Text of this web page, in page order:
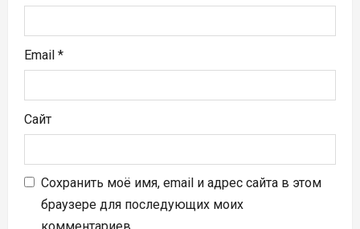
Email *
Сайт
Сохранить моё имя, email и адрес сайта в этом
браузере для последующих моих